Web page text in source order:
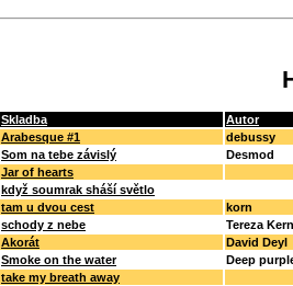
Skladba
Autor
Arabesque #1
debussy
Som na tebe závislý
Desmod
Jar of hearts
když soumrak sháší světlo
tam u dvou cest
korn
schody z nebe
Tereza
Akorát
David Deyl
Smoke on the water
Deep
take my breath away